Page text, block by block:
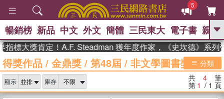
5
GO
熱搜： 東野圭吾 、 高希均教授回憶錄
、 The Odyssey 、 父親節 、 如果歷
國際布克
獎 臺灣漫遊錄 、 方念華 、 台灣的李
暢銷榜 新品 中文 外文 簡體 三民東大 電子書 親子
標大獎肯定！A.F. Steadman 獲年度作家，《史坎德》系列
得獎作品 / 金鼎獎 / 第48屆 / 非文學圖書獎 分類
顯示 庫存 共 4 筆
第 1 / 1 頁